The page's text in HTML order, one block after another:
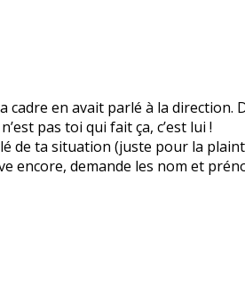
cadre en avait parlé à la
pas toi qui fait ça, c’est lui !
de ta situation (juste pour la
encore, demande les nom et